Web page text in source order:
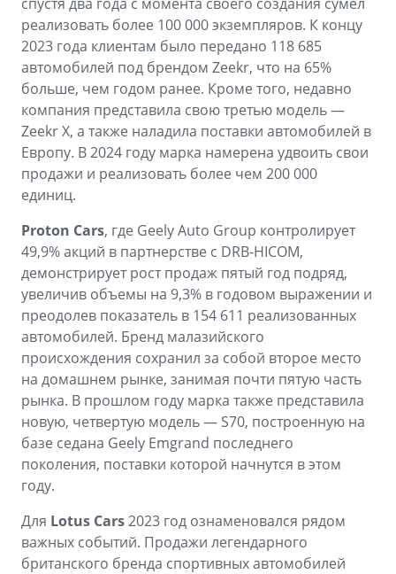
реализовать более 100 000 экземпляров. К концу
2023 года клиентам было передано 118 685
автомобилей под брендом Zeekr, что на 65%
больше, чем годом ранее. Кроме того, недавно
компания представила свою третью модель —
Zeekr X, а также наладила поставки автомобилей в
Европу. В 2024 году марка намерена удвоить свои
продажи и реализовать более чем 200 000
единиц.
Proton Cars, где Geely Auto Group контролирует
49,9% акций в партнерстве с DRB-HICOM,
демонстрирует рост продаж пятый год подряд,
увеличив объемы на 9,3% в годовом выражении и
преодолев показатель в 154 611 реализованных
автомобилей. Бренд малазийского
происхождения сохранил за собой второе место
на домашнем рынке, занимая почти пятую часть
рынка. В прошлом году марка также представила
новую, четвертую модель — S70, построенную на
базе седана Geely Emgrand последнего
поколения, поставки которой начнутся в этом
году.
Для Lotus Cars2023 год ознаменовался рядом
важных событий. Продажи легендарного
британского бренда спортивных автомобилей